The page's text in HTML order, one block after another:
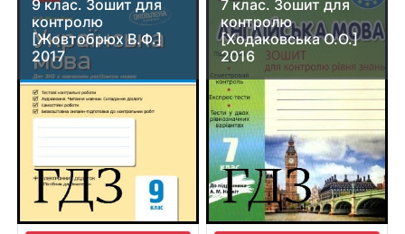
9 клас. Зошит для
контролю
[Жовтобрюх В.Ф.]
2017
7 клас. Зошит для
контролю
[Ходаковська О.О.]
2016